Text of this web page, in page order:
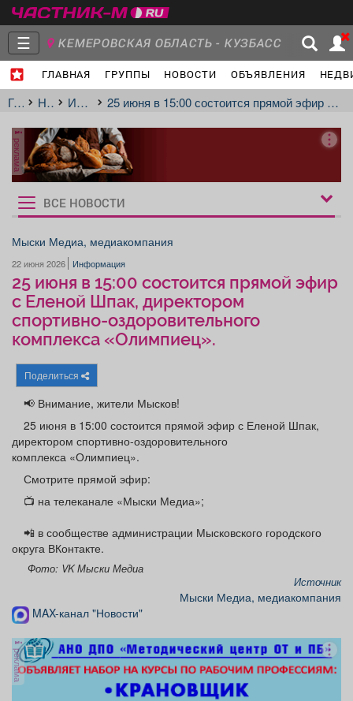
☰ КЕМЕРОВСКАЯ ОБЛАСТЬ - КУЗБАСС
ГЛАВНАЯ ГРУППЫ НОВОСТИ ОБЪЯВЛЕНИЯ
Главная
Новости
Объявления Недвижимость Услуги
Компании
Афиша
Товары Поздравления
ТВ программа Я - пенсионер
ГлавнаяНовостиИнформация25 июня в 15:00 состоится прямой эфир с Еленой Шпак, директором спортивно-оздоровительного комплекса «Олимпиец».
реклама
Рукбрики
новостей
ВСЕ НОВОСТИ
Мыски Медиа, медиакомпания
22 июня 2026 Информация
25 июня в 15:00 состоится прямой эфир
с Еленой Шпак, директором
спортивно-оздоровительного
комплекса «Олимпиец».
Поделиться
📢 Внимание, жители Мысков!
25 июня в 15:00 состоится прямой эфир с Еленой Шпак,
директором спортивно-оздоровительного
комплекса «Олимпиец».
Смотрите прямой эфир:
📺 на телеканале «Мыски Медиа»;
📲 в сообществе администрации Мысковского городского
округа ВКонтакте.
Фото: VK Мыски Медиа
Источник
Мыски Медиа, медиакомпания
MAX-канал "Новости"
реклама